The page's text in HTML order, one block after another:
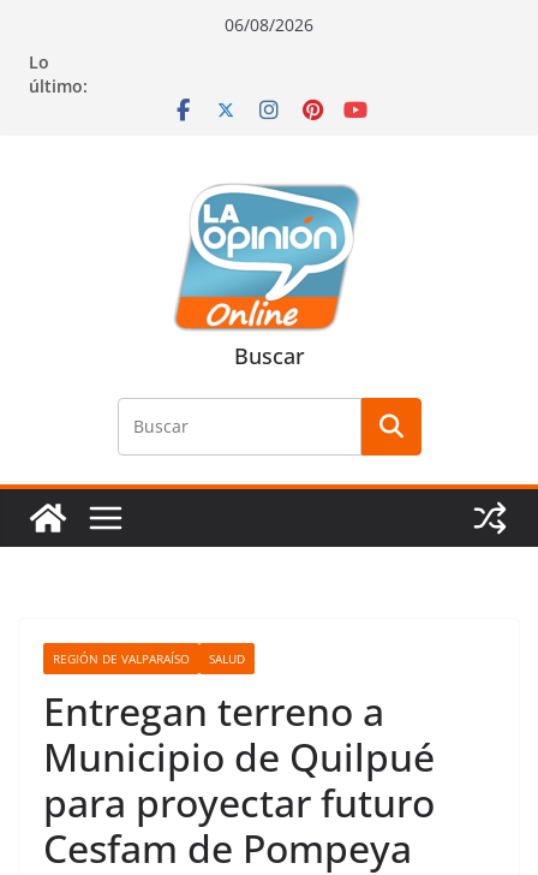
contenido
navegación
contenido
06/08/2026
Lo
último:
Buscar
REGIÓN DE VALPARAÍSO SALUD
Entregan terreno a
Municipio de Quilpué
para proyectar futuro
Cesfam de Pompeya